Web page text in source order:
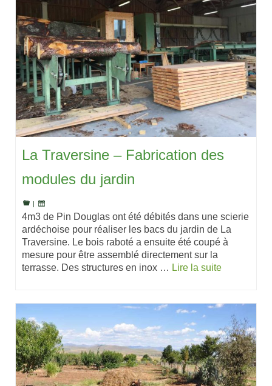
La Traversine – Fabrication des
modules du jardin
4m3 de Pin Douglas ont été débités dans une scierie
ardéchoise pour réaliser les bacs du jardin de La
Traversine. Le bois raboté a ensuite été coupé à
mesure pour être assemblé directement sur la
terrasse. Des structures en inox … Lire la suite